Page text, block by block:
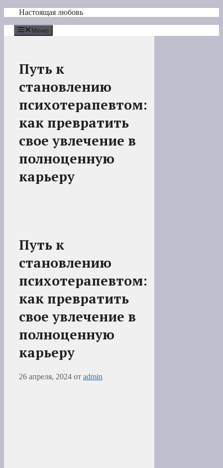
Перейти
содержимому
Настоящая любовь
Меню
Путь к
становлению
психотерапевтом:
как превратить
свое увлечение в
полноценную
карьеру
Путь к
становлению
психотерапевтом:
как превратить
свое увлечение в
полноценную
карьеру
26 апреля, 2024 от admin